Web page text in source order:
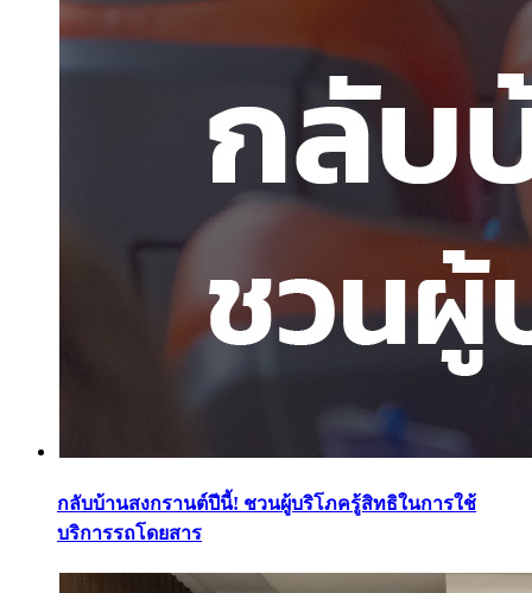
กลับบ้านสงกรานต์ปีนี้! ชวนผู้บริโภครู้สิทธิในการใช้
บริการรถโดยสาร